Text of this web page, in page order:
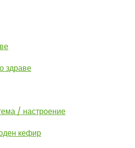
здраве
/ настроение
кефир